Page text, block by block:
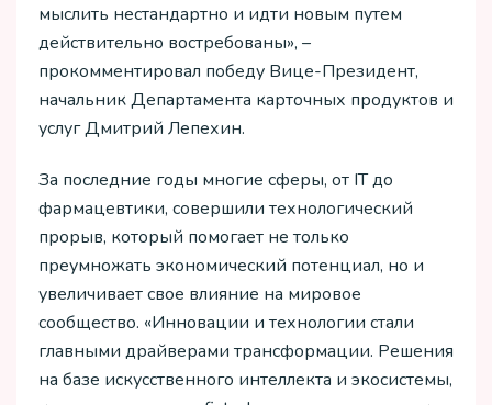
мыслить нестандартно и идти новым путем
действительно востребованы», –
прокомментировал победу Вице-Президент,
начальник Департамента карточных продуктов и
услуг Дмитрий Лепехин.
За последние годы многие сферы, от IT до
фармацевтики, совершили технологический
прорыв, который помогает не только
преумножать экономический потенциал, но и
увеличивает свое влияние на мировое
сообщество. «Инновации и технологии стали
главными драйверами трансформации. Решения
на базе искусственного интеллекта и экосистемы,